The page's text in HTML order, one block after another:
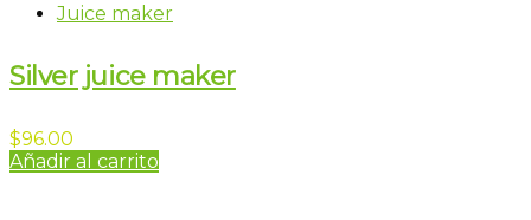
Juice maker
Silver juice maker
$96.00
Añadir al carrito